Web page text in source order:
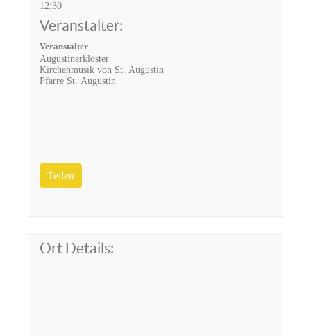
12:30
Veranstalter:
Veranstalter
Augustinerkloster
Kirchenmusik von St. Augustin
Pfarre St. Augustin
Teilen
Ort Details: